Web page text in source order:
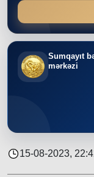
Sumqayıt
mərkəzi
15-08-2023,